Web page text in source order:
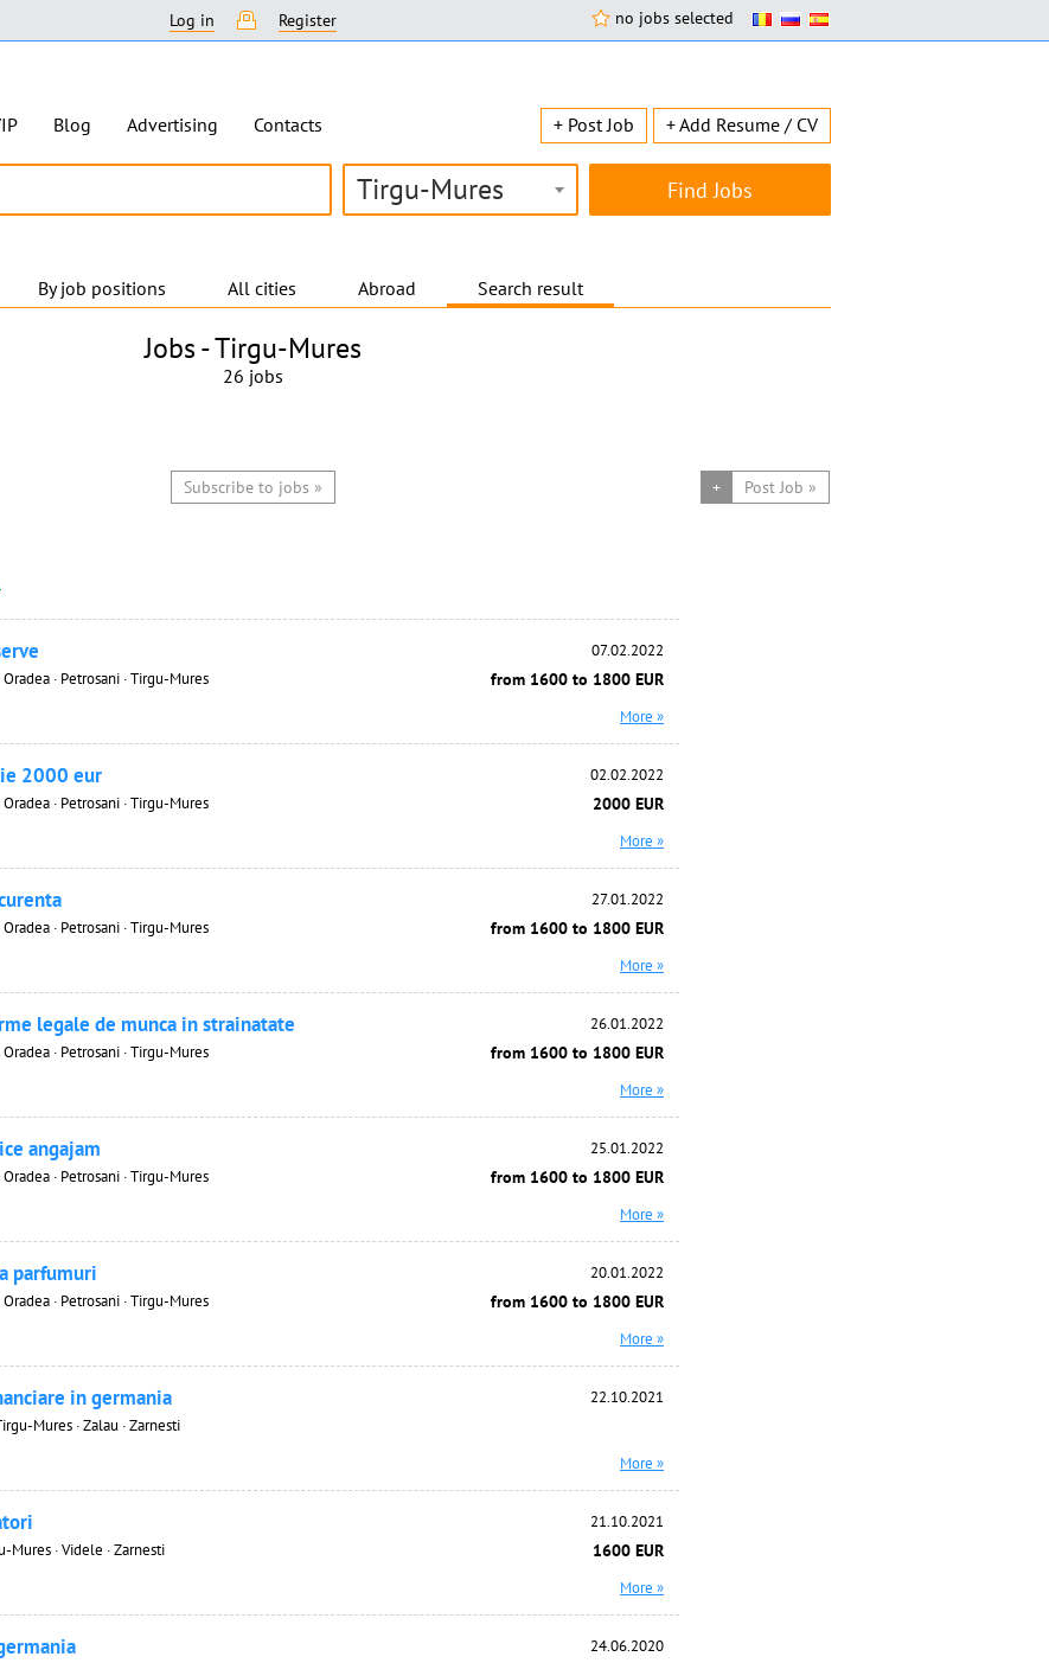
no jobs selected
Log in Register
Blog Advertising Contacts + Post Job + Add Resume / CV
Tirgu-Mures
By job positions All cities Abroad Search result
Jobs -Tirgu-Mures
26 jobs
Subscribe to jobs » + Post Job »
07.02.2022
· Petrosani · Tirgu-Mures from 1600 to 1800 EUR
More »
2000 eur 02.02.2022
· Petrosani · Tirgu-Mures 2000 EUR
More »
27.01.2022
· Petrosani · Tirgu-Mures from 1600 to 1800 EUR
More »
legale de munca in strainatate 26.01.2022
· Petrosani · Tirgu-Mures from 1600 to 1800 EUR
More »
angajam 25.01.2022
· Petrosani · Tirgu-Mures from 1600 to 1800 EUR
More »
parfumuri 20.01.2022
· Petrosani · Tirgu-Mures from 1600 to 1800 EUR
More »
in germania 22.10.2021
Mures · Zalau · Zarnesti
More »
21.10.2021
Mures · Videle · Zarnesti 1600 EUR
More »
24.06.2020